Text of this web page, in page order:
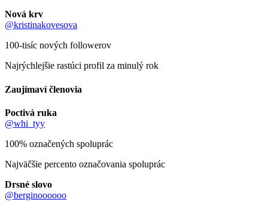
Nová krv
@kristinakovesova
100-tisíc nových followerov
Najrýchlejšie rastúci profil za minulý rok
Zaujímaví členovia
Poctivá ruka
@whi_tyy
100% označených spoluprác
Najväčšie percento označovania spoluprác
Drsné slovo
@berginoooooo